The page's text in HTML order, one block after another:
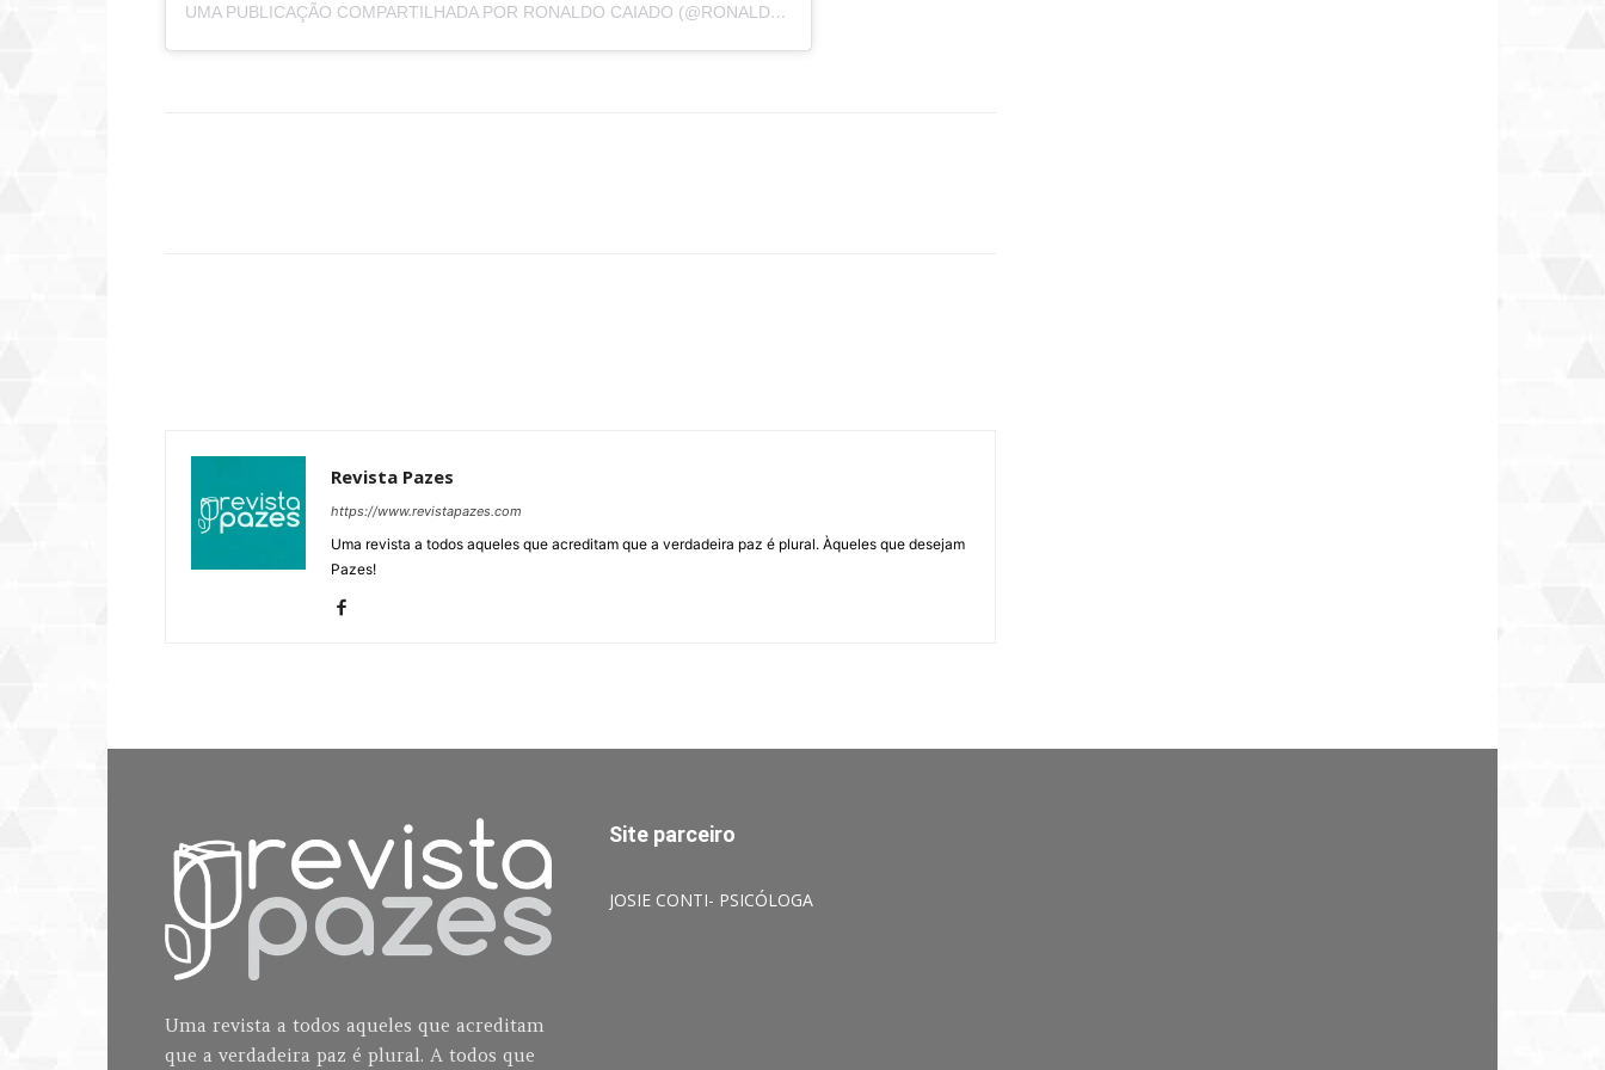
UMA PUBLICAÇÃO COMPARTILHADA POR RONALDO CAIADO (@RONALDOCAIADO)
Revista Pazes
https://www.revistapazes.com
Uma revista a todos aqueles que acreditam que a verdadeira paz é plural. Àqueles que desejam
Pazes!
Uma revista a todos aqueles que acreditam
que a verdadeira paz é plural. A todos que
Site parceiro
JOSIE CONTI- PSICÓLOGA